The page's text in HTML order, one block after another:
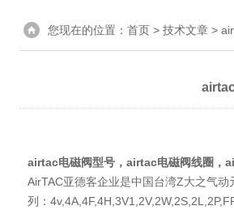
您现在的位置： 首页 > 技术文章 >
airtac电磁阀型号，airtac电磁阀线圈，
AirTAC亚德客企业是中国台湾Z大之气
列：